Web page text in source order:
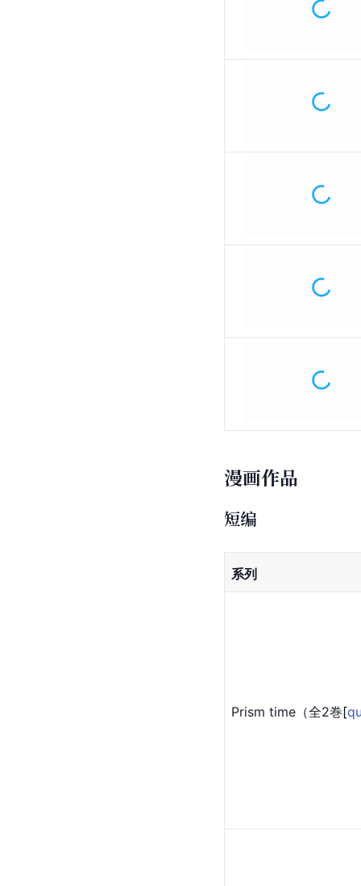
漫画作品
短编
系列
Prism time（全2巻[